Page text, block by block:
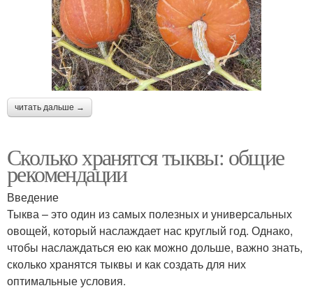
читать дальше →
Сколько хранятся тыквы: общие
рекомендации
Введение
Тыква – это один из самых полезных и универсальных
овощей, который наслаждает нас круглый год. Однако,
чтобы наслаждаться ею как можно дольше, важно знать,
сколько хранятся тыквы и как создать для них
оптимальные условия.